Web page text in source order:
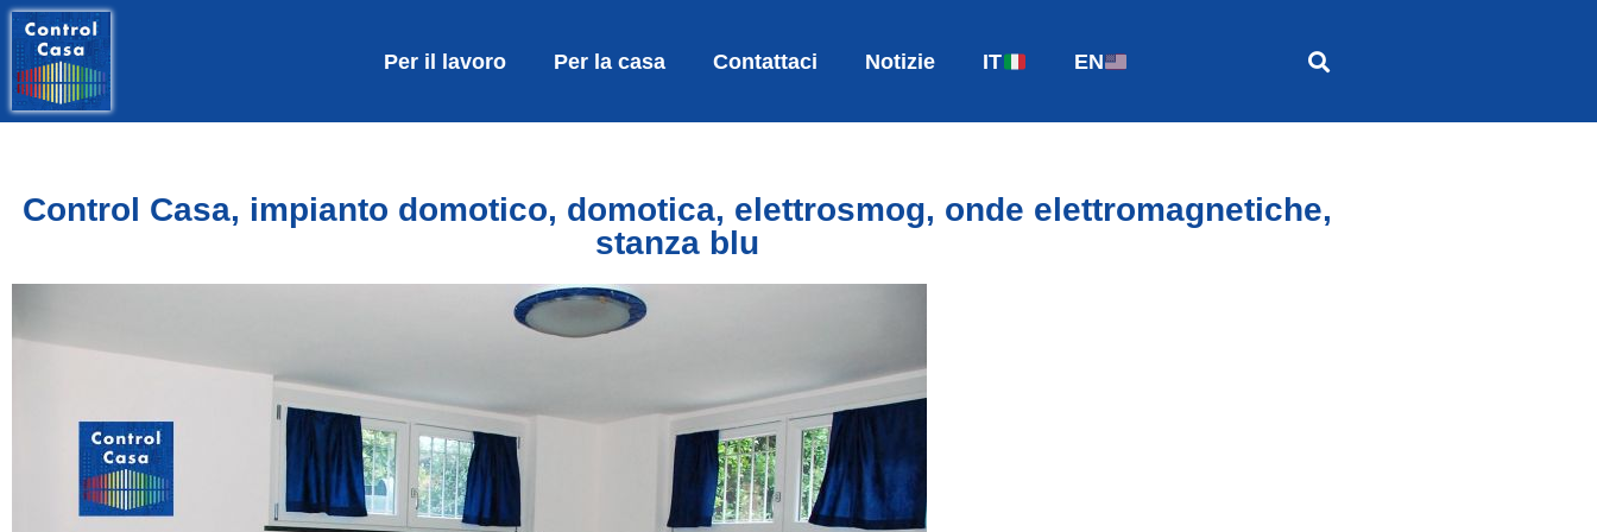
Per il lavoro Per la casa Contattaci Notizie IT EN
Control Casa, impianto domotico, domotica, elettrosmog, onde elettromagnetiche,
stanza blu